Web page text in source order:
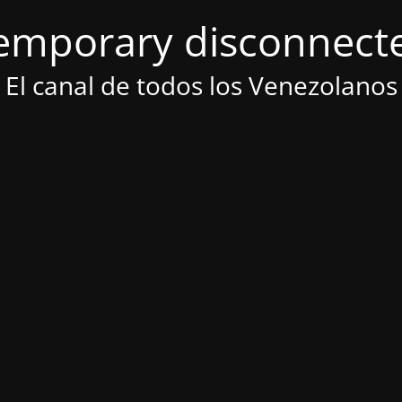
El canal de todos los Venezolanos